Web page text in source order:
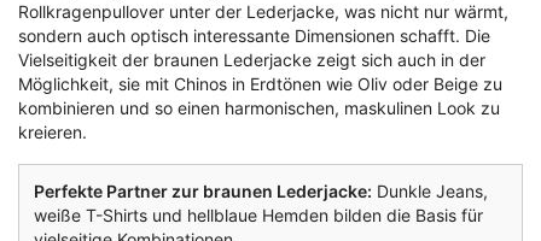
Rollkragenpullover unter der Lederjacke, was nicht nur wärmt,
sondern auch optisch interessante Dimensionen schafft. Die
Vielseitigkeit der braunen Lederjacke zeigt sich auch in der
Möglichkeit, sie mit Chinos in Erdtönen wie Oliv oder Beige zu
kombinieren und so einen harmonischen, maskulinen Look zu
kreieren.
Perfekte Partner zur braunen Lederjacke: Dunkle Jeans,
weiße T-Shirts und hellblaue Hemden bilden die Basis für